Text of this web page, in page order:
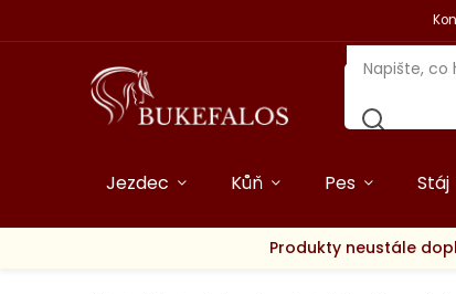
Jezdec Kůň Pes Stáj
Produkty neustále